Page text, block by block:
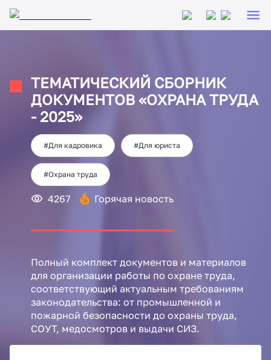
ТЕМАТИЧЕСКИЙ СБОРНИК
ДОКУМЕНТОВ «ОХРАНА ТРУДА
- 2025»
#Для кадровика #Для юриста
#Охрана труда
4267 Горячая новость
Полный комплект документов и материалов
для организации работы по охране труда,
соответствующий актуальным требованиям
законодательства: от промышленной и
пожарной безопасности до охраны труда,
СОУТ, медосмотров и выдачи СИЗ.